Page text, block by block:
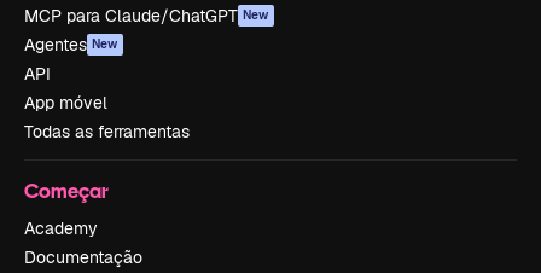
MCP para Claude/ChatGPT New
Agentes New
API
App móvel
Todas as ferramentas
Começar
Academy
Documentação